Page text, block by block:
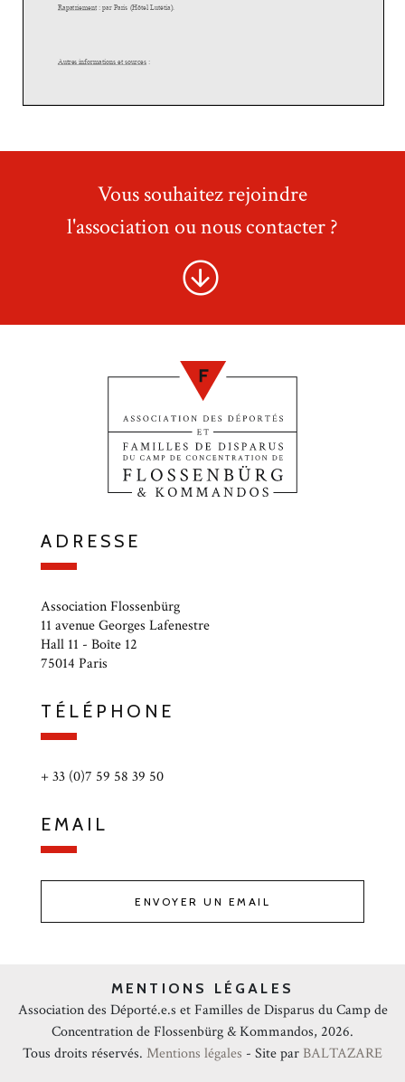
Vous souhaitez rejoindre
l'association ou nous contacter ?
ADRESSE
Association Flossenbürg
11 avenue Georges Lafenestre
Hall 11 - Boîte 12
75014 Paris
TÉLÉPHONE
+ 33 (0)7 59 58 39 50
EMAIL
ENVOYER UN EMAIL
MENTIONS LÉGALES
Association des Déporté.e.s et Familles de Disparus du Camp de
Concentration de Flossenbürg & Kommandos, 2026.
Tous droits réservés. Mentions légales - Site par BALTAZARE